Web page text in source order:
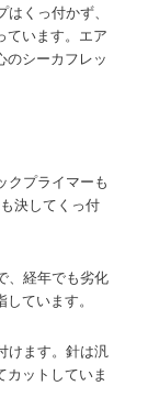
くっ付かず、
ています。エア
のシーカフレッ
クプライマーも
決してくっ付
、経年でも劣化
ています。
けます。針は汎
ットしていま